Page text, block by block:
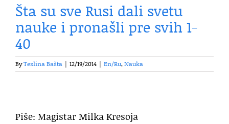
Šta su sve Rusi dali svetu
nauke i pronašli pre svih 1-
40
ByTeslina Bašta 12/19/2014 En/Ru,Nauka
Piše: Мagistar Milka Kresoja